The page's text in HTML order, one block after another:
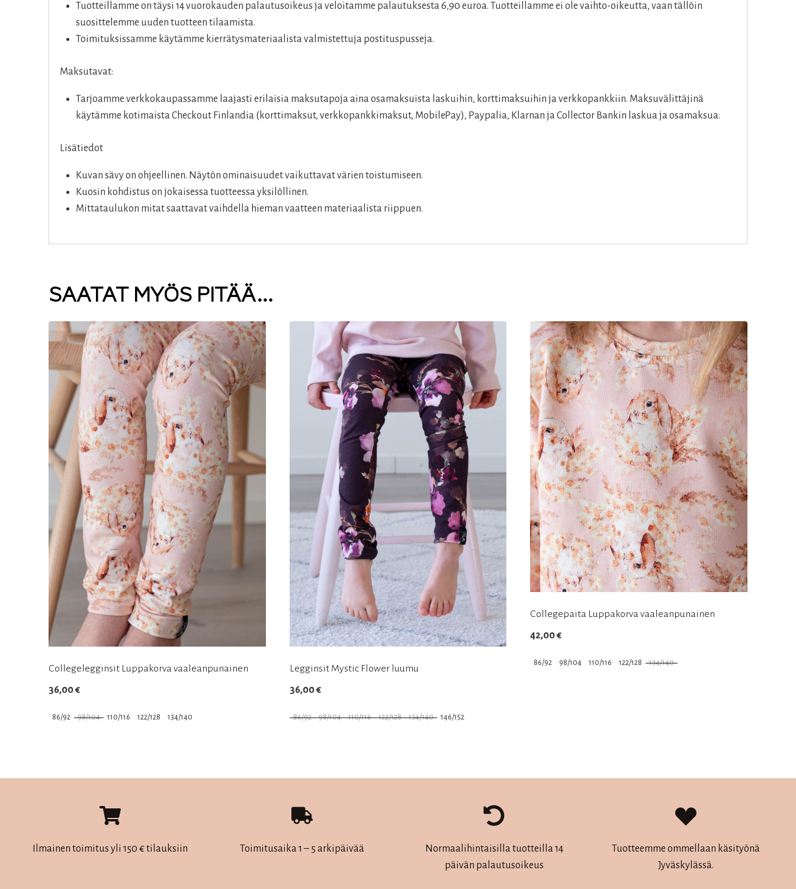
Tuotteillamme on täysi 14 vuorokauden palautusoikeus ja veloitamme palautuksesta 6,90 euroa. Tuotteillamme ei ole vaihto-oikeutta, vaan tällöin
suosittelemme uuden tuotteen tilaamista.
Toimituksissamme käytämme kierrätysmateriaalista valmistettuja postituspusseja.
Maksutavat:
Tarjoamme verkkokaupassamme laajasti erilaisia maksutapoja aina osamaksuista laskuihin, korttimaksuihin ja verkkopankkiin. Maksuvälittäjinä
käytämme kotimaista Checkout Finlandia (korttimaksut, verkkopankkimaksut, MobilePay), Paypalia, Klarnan ja Collector Bankin laskua ja osamaksua.
Lisätiedot
Kuvan sävy on ohjeellinen. Näytön ominaisuudet vaikuttavat värien toistumiseen.
Kuosin kohdistus on jokaisessa tuotteessa yksilöllinen.
Mittataulukon mitat saattavat vaihdella hieman vaatteen materiaalista riippuen.
SAATAT MYÖS PITÄÄ…
Collegelegginsit Luppakorva vaaleanpunainen
36,00€
86/92 98/104 110/116 122/128 134/140
muunnelma.
valinnat
Legginsit Mystic Flower luumu
36,00€
86/92 98/104 110/116 122/128 134/140 146/152
muunnelma.
Voit
valinnat
Collegepaita Luppakorva vaaleanpunainen
42,00€
86/92 98/104 110/116 122/128 134/140
valinnat
tuotteen
Ilmainen toimitus yli 150 € tilauksiin Toimitusaika 1 – 5 arkipäivää
Normaalihintaisilla tuotteilla 14
päivän palautusoikeus
Tuotteemme ommellaan käsityönä
Jyväskylässä.